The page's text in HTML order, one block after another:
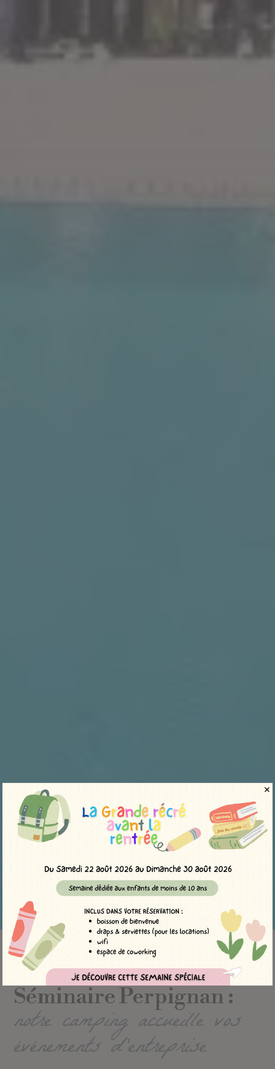
Camping Torreilles Séminaire à Perpignan
Séminaire Perpignan :
notre camping accueille vos
événements d’entreprise